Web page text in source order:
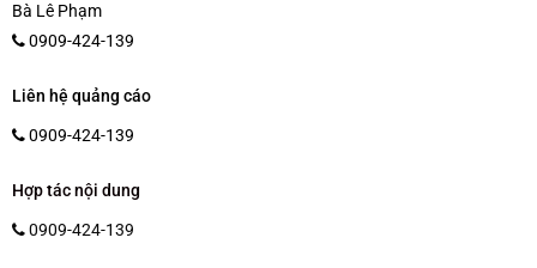
Bà Lê Phạm
0909-424-139
Liên hệ quảng cáo
0909-424-139
Hợp tác nội dung
0909-424-139